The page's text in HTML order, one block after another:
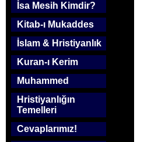
İsa Mesih Kimdir?
Kitab-ı Mukaddes
İslam & Hristiyanlık
Kuran-ı Kerim
Muhammed
Hristiyanlığın
Temelleri
Cevaplarımız!